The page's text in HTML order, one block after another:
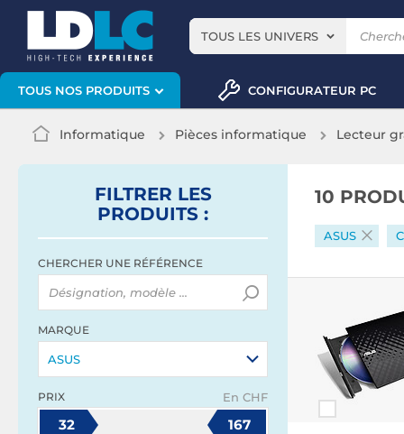
TOUS LES UNIVERS
TOUS NOS PRODUITS CONFIGURATEUR PC
Informatique Pièces informatique Lecteur
FILTRER LES
PRODUITS :
CHERCHER UNE RÉFÉRENCE
MARQUE
ASUS
PRIX En CHF
32 167
10
ASUS